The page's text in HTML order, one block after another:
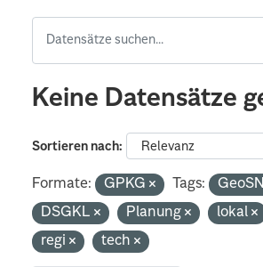
Keine Datensätze
Sortieren nach
Formate: GPKG Tags:
DSGKL
Planung lokal
regi
tech